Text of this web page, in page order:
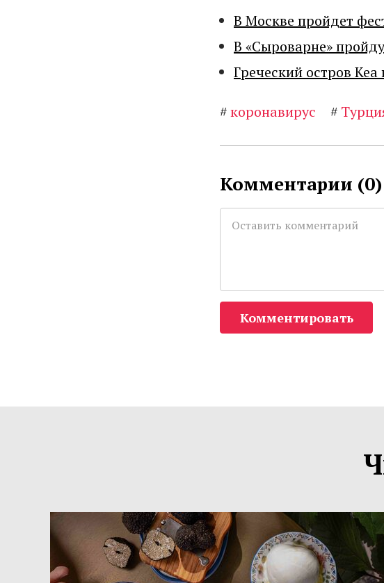
В Москве пройдет
В «Сыроварне»
Греческий остров
#коронавирус #
Комментарии (0)
Комментировать